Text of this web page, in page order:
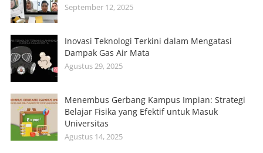
September 12, 2025
Inovasi Teknologi Terkini dalam Mengatasi
Dampak Gas Air Mata
Agustus 29, 2025
Menembus Gerbang Kampus Impian: Strategi
Belajar Fisika yang Efektif untuk Masuk
Universitas
Agustus 14, 2025